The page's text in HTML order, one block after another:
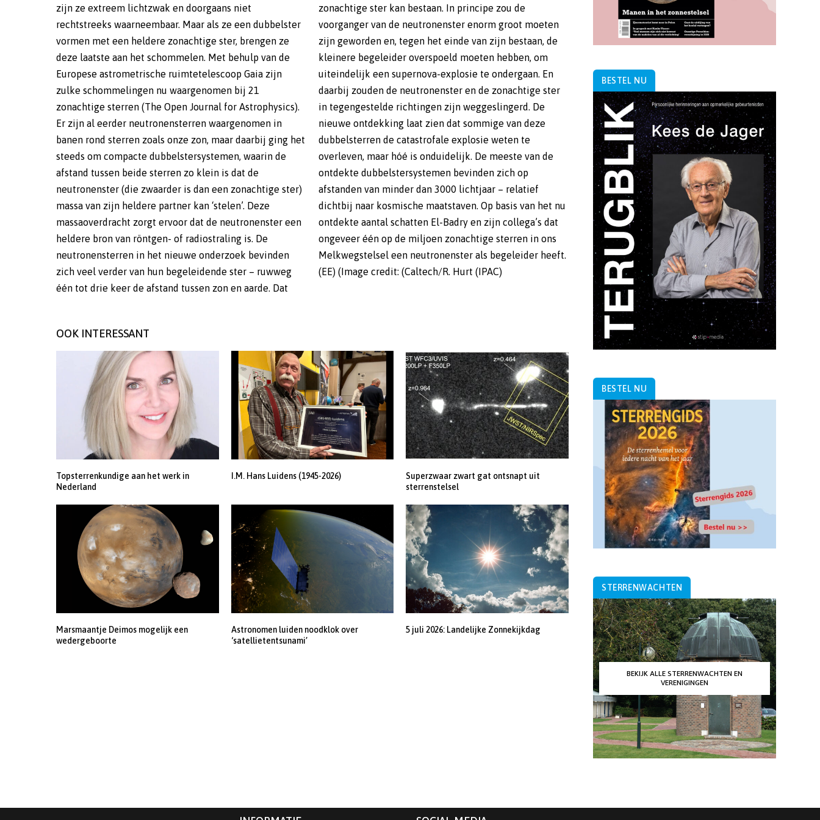
zijn ze extreem lichtzwak en doorgaans niet
rechtstreeks waarneembaar. Maar als ze een dubbelster
vormen met een heldere zonachtige ster, brengen ze
deze laatste aan het schommelen. Met behulp van de
Europese astrometrische ruimtetelescoop Gaia zijn
zulke schommelingen nu waargenomen bij 21
zonachtige sterren (The Open Journal for Astrophysics).
Er zijn al eerder neutronensterren waargenomen in
banen rond sterren zoals onze zon, maar daarbij ging het
steeds om compacte dubbelstersystemen, waarin de
afstand tussen beide sterren zo klein is dat de
neutronenster (die zwaarder is dan een zonachtige ster)
massa van zijn heldere partner kan ‘stelen’. Deze
massaoverdracht zorgt ervoor dat de neutronenster een
heldere bron van röntgen- of radiostraling is. De
neutronensterren in het nieuwe onderzoek bevinden
zich veel verder van hun begeleidende ster – ruwweg
één tot drie keer de afstand tussen zon en aarde. Dat
zonachtige ster kan bestaan. In principe zou de
voorganger van de neutronenster enorm groot moeten
zijn geworden en, tegen het einde van zijn bestaan, de
kleinere begeleider overspoeld moeten hebben, om
uiteindelijk een supernova-explosie te ondergaan. En
daarbij zouden de neutronenster en de zonachtige ster
in tegengestelde richtingen zijn weggeslingerd. De
nieuwe ontdekking laat zien dat sommige van deze
dubbelsterren de catastrofale explosie weten te
overleven, maar hóé is onduidelijk. De meeste van de
ontdekte dubbelstersystemen bevinden zich op
afstanden van minder dan 3000 lichtjaar – relatief
dichtbij naar kosmische maatstaven. Op basis van het nu
ontdekte aantal schatten El-Badry en zijn collega’s dat
ongeveer één op de miljoen zonachtige sterren in ons
Melkwegstelsel een neutronenster als begeleider heeft.
(EE) (Image credit: (Caltech/R. Hurt (IPAC)
OOK INTERESSANT
Topsterrenkundige aan het werk in
Nederland
I.M. Hans Luidens (1945-2026)
Superzwaar zwart gat ontsnapt uit
sterrenstelsel
Marsmaantje Deimos mogelijk een
wedergeboorte
Astronomen luiden noodklok over
‘satellietentsunami’
5 juli 2026: Landelijke Zonnekijkdag
BESTEL NU
BESTEL NU
STERRENWACHTEN
BEKIJK ALLE STERRENWACHTEN EN
VERENIGINGEN